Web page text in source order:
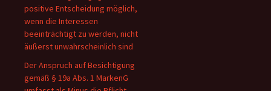
positive Entscheidung möglich,
wenn die Interessen
beeinträchtigt zu werden, nicht
äußerst unwahrscheinlich sind
Der Anspruch auf Besichtigung
gemäß § 19a Abs. 1 MarkenG